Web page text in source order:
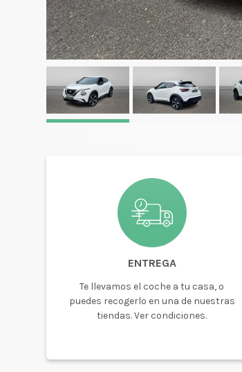
ENTREGA
Te llevamos el coche a tu casa, o
puedes recogerlo en una de nuestras
tiendas. Ver condiciones.